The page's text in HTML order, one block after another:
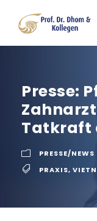
Presse:
Tatkraft
PRESSE/NEWS
PRAXIS,